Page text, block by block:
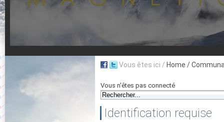
Vous êtes ici / Home /
Vous n'êtes pas connecté
Identification requise